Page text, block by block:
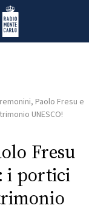
Radio Monte Carlo
Paolo Fresu e
UNESCO!
Fresu
i portici